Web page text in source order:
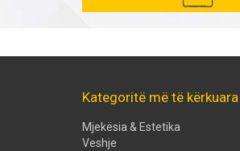
Kategoritë më të kërkuara
Mjekësia & Estetika
Veshje